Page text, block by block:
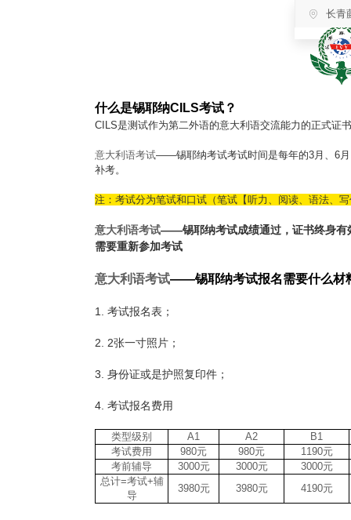
长青
什么是锡耶纳CILS考试？
CILS是测试作为第二外语的意大利语交流能力的正式证
意大利语考试——锡耶纳考试考试时间是每年的3月、6
补考。
注：考试分为笔试和口试（笔试【听力、阅读、语法、
意大利语考试——锡耶纳考试成绩通过，证书终身
需要重新参加考试
意大利语考试——锡耶纳考试报名需要什么材
1. 考试报名表；
2. 2张一寸照片；
3. 身份证或是护照复印件；
4. 考试报名费用
类型级别 A1 A2
B1
考试费用
980元 980元 1190元
考前辅导
3000元 3000元 3000元
总计=考试+辅
导
3980元 3980元 4190元